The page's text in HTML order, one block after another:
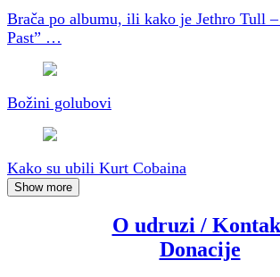
Brača po albumu, ili kako je Jethro Tull
Past” …
Božini golubovi
Kako su ubili Kurt Cobaina
Show more
O udruzi /
Donacije